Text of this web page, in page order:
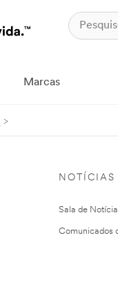
Marcas
NOTÍCIAS
Sala de
Comunicados